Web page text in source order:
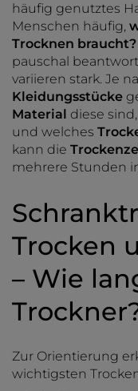
häufig genutztes
Menschen häufig,
Trocknen braucht?
pauschal
variieren stark. Je
Kleidungsstücke
Material diese
und welches
kann die
mehrere Stunden
Trocken
– Wie
Zur Orientierung
wichtigsten